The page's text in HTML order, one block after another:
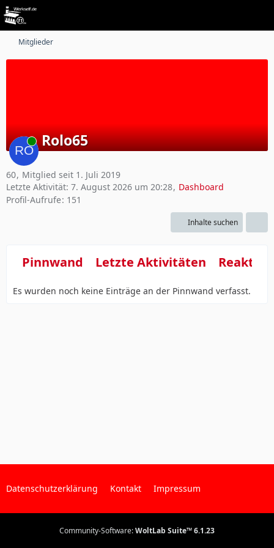
Mitglieder
Online Rolo65
60 Mitglied seit 1. Juli 2019
Letzte Aktivität: 7. August 2026 um 20:28 Dashboard
Profil-Aufrufe 151
Inhalte suchen
Pinnwand Letzte Aktivitäten
Es wurden noch keine Einträge an der Pinnwand verfasst.
Datenschutzerklärung Kontakt Impressum
Community-Software:WoltLab Suite™ 6.1.23